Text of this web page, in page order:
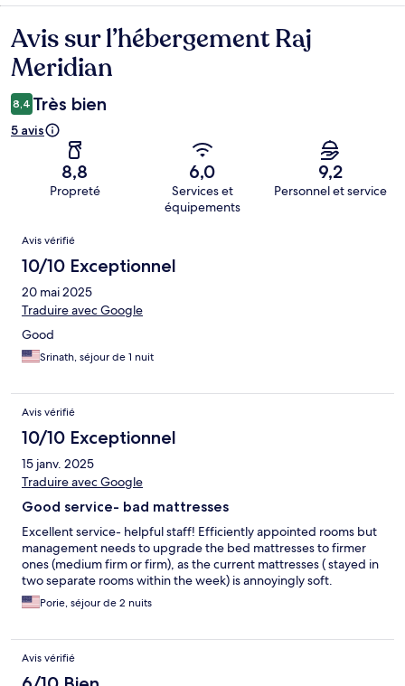
Avis
Avis sur l’hébergement Raj
Meridian
8,4 Très bien
5 avis
8,8
Propreté
6,0
Services et
équipements
9,2
Personnel et service
Avis
Avis vérifié
10/10 Exceptionnel
20 mai 2025
Traduire avec Google
Good
Srinath, séjour de 1 nuit
Avis vérifié
10/10 Exceptionnel
15 janv. 2025
Traduire avec Google
Good service- bad mattresses
Excellent service- helpful staff! Efficiently appointed rooms but
management needs to upgrade the bed mattresses to firmer
ones (medium firm or firm), as the current mattresses ( stayed in
two separate rooms within the week) is annoyingly soft.
Porie, séjour de 2 nuits
Avis vérifié